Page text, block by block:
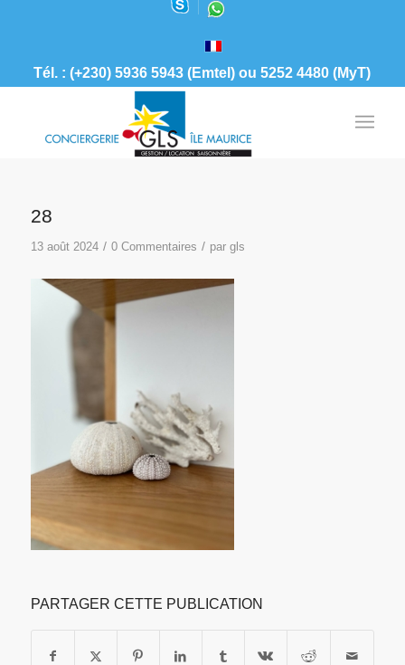
Tél. : (+230) 5936 5943 (Emtel) ou 5252 4480 (MyT)
28
13 août 2024 / 0 Commentaires / par gls
PARTAGER CETTE PUBLICATION